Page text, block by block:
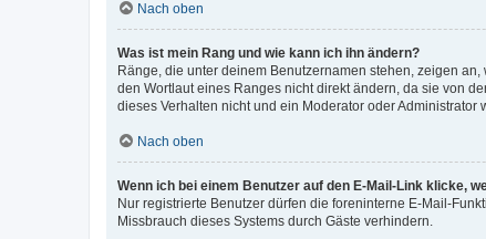
Nach oben
Was ist mein Rang und wie kann ich ihn ändern?
Ränge, die unter deinem Benutzernamen stehen, zeigen
den Wortlaut eines Ranges nicht direkt ändern, da sie von
dieses Verhalten nicht und ein Moderator oder
Nach oben
Wenn ich bei einem Benutzer auf den E-Mail-Link klicke,
Nur registrierte Benutzer dürfen die foreninterne E-Mail-
Missbrauch dieses Systems durch Gäste verhindern.